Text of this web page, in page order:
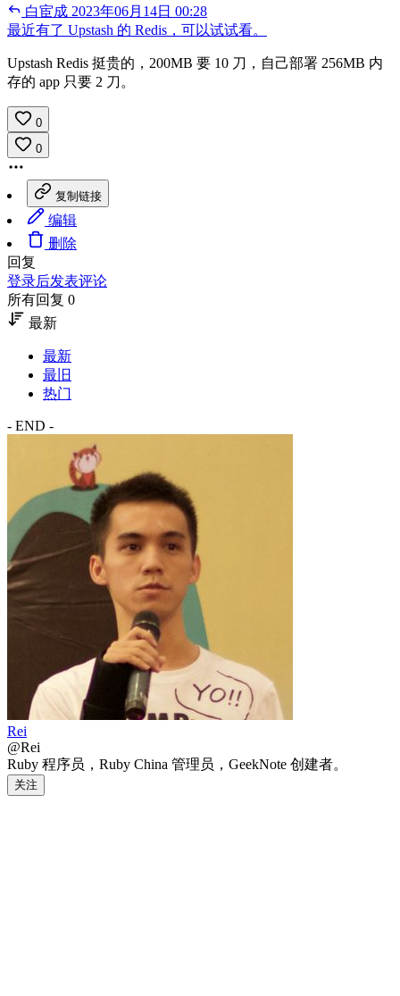
白宦成 2023年06月14日 00:28
最近有了 Upstash 的 Redis，可以试试看。
Upstash Redis 挺贵的，200MB 要 10 刀，自己部署 256MB 内
存的 app 只要 2 刀。
0
0
复制链接
编辑
删除
回复
登录后发表评论
所有回复 0
最新
最新
最旧
热门
- END -
Rei
@Rei
Ruby 程序员，Ruby China 管理员，GeekNote 创建者。
关注